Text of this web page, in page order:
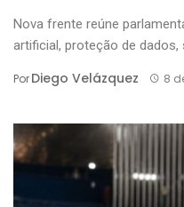
Nova frente reúne
artificial, proteção de dados,
PorDiego Velázquez 8